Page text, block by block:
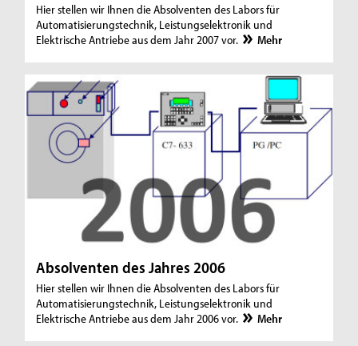
Hier stellen wir Ihnen die Absolventen des Labors für
Automatisierungstechnik, Leistungselektronik und
Elektrische Antriebe aus dem Jahr 2007 vor.
Mehr
Absolventen des Jahres 2006
Hier stellen wir Ihnen die Absolventen des Labors für
Automatisierungstechnik, Leistungselektronik und
Elektrische Antriebe aus dem Jahr 2006 vor.
Mehr